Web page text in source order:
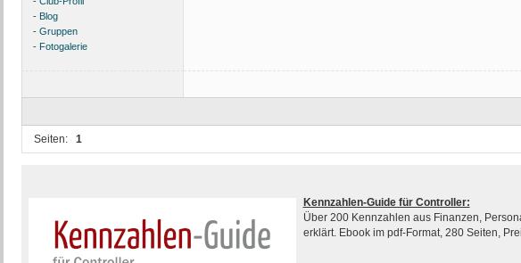
- Blog
- Gruppen
- Fotogalerie
Seiten: 1
Kennzahlen-Guide für Controller:
Über 200 Kennzahlen aus Finanzen,
erklärt. Ebook im pdf-Format, 280 Seiten,